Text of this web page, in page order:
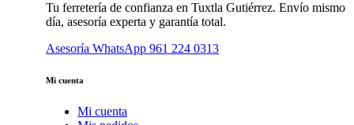
Tu ferretería de confianza en Tuxtla Gutiérrez. Envío mismo
día, asesoría experta y garantía total.
Asesoría WhatsApp 961 224 0313
Mi cuenta
Mi cuenta